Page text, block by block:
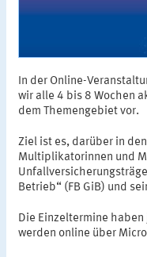
In der Online-
wir alle 4 bis 8 Wochen
dem Themengebiet vor.
Ziel ist es, darüber in
Multiplikatorinnen und
Betrieb“ (FB GiB) und
Die Einzeltermine
werden online über